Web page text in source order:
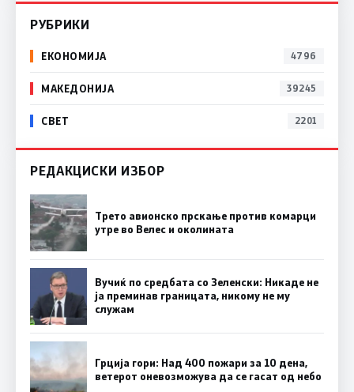
РУБРИКИ
ЕКОНОМИЈА 4796
МАКЕДОНИЈА 39245
СВЕТ 2201
РЕДАКЦИСКИ ИЗБОР
Трето авионско прскање против комарци
утре во Велес и околината
Вучиќ по средбата со Зеленски: Никаде не
ја преминав границата, никому не му
служам
Грција гори: Над 400 пожари за 10 дена,
ветерот оневозможува да се гасат од небо